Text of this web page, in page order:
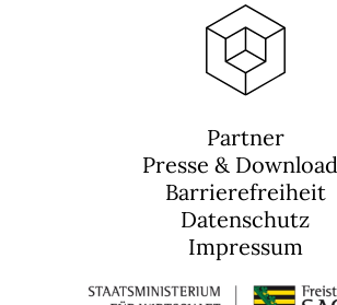
Partner
Presse &
Barrierefreiheit
Datenschutz
Impressum